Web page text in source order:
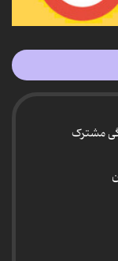
مشترک